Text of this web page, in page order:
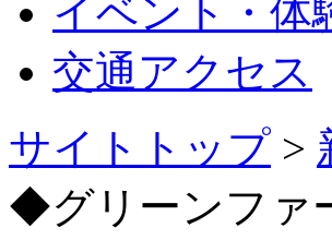
イベント・体
交通アクセス
サイトトップ >
◆グリーンファ